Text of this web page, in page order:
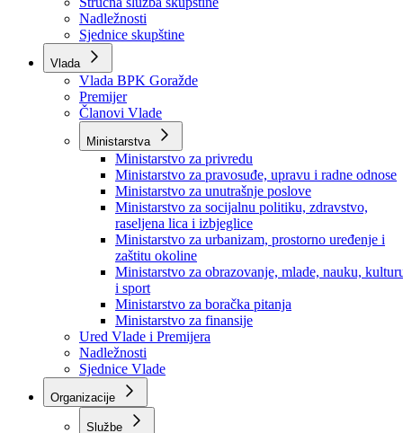
Kolegij skupštine
Skupštinski odbori i komisije
Stručna služba skupštine
Nadležnosti
Sjednice skupštine
Vlada
Vlada BPK Goražde
Premijer
Članovi Vlade
Ministarstva
Ministarstvo za privredu
Ministarstvo za pravosuđe, upravu i radne odnose
Ministarstvo za unutrašnje poslove
Ministarstvo za socijalnu politiku, zdravstvo,
raseljena lica i izbjeglice
Ministarstvo za urbanizam, prostorno uređenje i
zaštitu okoline
Ministarstvo za obrazovanje, mlade, nauku,
i sport
Ministarstvo za boračka pitanja
Ministarstvo za finansije
Ured Vlade i Premijera
Nadležnosti
Sjednice Vlade